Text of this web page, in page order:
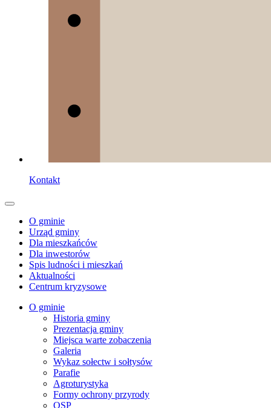
Kontakt
O gminie
Urząd gminy
Dla mieszkańców
Dla inwestorów
Spis ludności i mieszkań
Aktualności
Centrum kryzysowe
O gminie
Historia gminy
Prezentacja gminy
Miejsca warte zobaczenia
Galeria
Wykaz sołectw i sołtysów
Parafie
Agroturystyka
Formy ochrony przyrody
OSP